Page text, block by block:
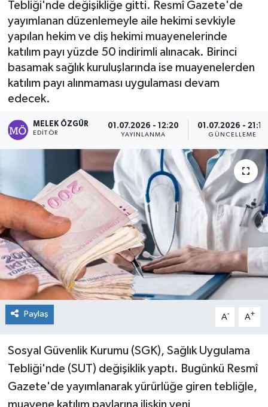
Tebliği'nde değişikliğe gitti. Resmî Gazete'de
yayımlanan düzenlemeyle aile hekimi sevkiyle
yapılan hekim ve diş hekimi muayenelerinde
katılım payı yüzde 50 indirimli alınacak. Birinci
basamak sağlık kuruluşlarında ise muayenelerden
katılım payı alınmaması uygulaması devam
edecek.
MELEK ÖZGÜR
EDITÖR
01.07.2026 - 12:20
YAYINLANMA
01.07.2026 - 21:10
GÜNCELLEME
Paylaş A- A+
Sosyal Güvenlik Kurumu (SGK), Sağlık Uygulama
Tebliği'nde (SUT) değişiklik yaptı. Bugünkü Resmî
Gazete'de yayımlanarak yürürlüğe giren tebliğle,
Politika
Sağlık
Spor
Tarih - Kültür - Sanat - Turizm
Yaşam
Haber Arşivi